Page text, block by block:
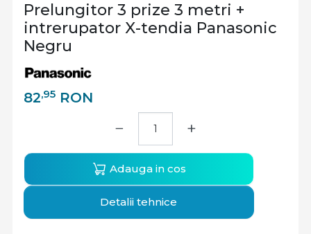
Prelungitor 3 prize 3 metri +
intrerupator X-tendia Panasonic
Negru
82,95 RON
− +
Adauga in cos
Detalii tehnice